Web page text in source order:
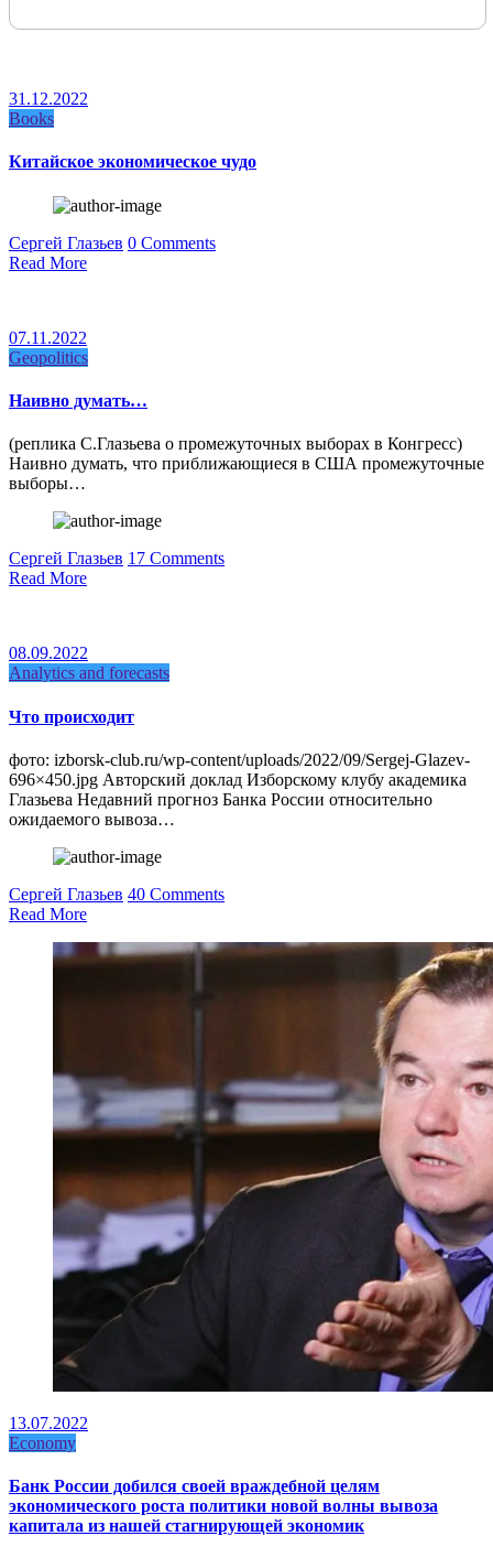
31.12.2022
Books
Китайское экономическое чудо
Сергей Глазьев 0 Comments
Read More
07.11.2022
Geopolitics
Наивно думать…
(реплика С.Глазьева о промежуточных выборах в Конгресс)
Наивно думать, что приближающиеся в США промежуточные
выборы…
Сергей Глазьев 17 Comments
Read More
08.09.2022
Analytics and forecasts
Что происходит
фото: izborsk-club.ru/wp-content/uploads/2022/09/Sergej-Glazev-
696×450.jpg Авторский доклад Изборскому клубу академика
Глазьева Недавний прогноз Банка России относительно
ожидаемого вывоза…
Сергей Глазьев 40 Comments
Read More
13.07.2022
Economy
Банк России добился своей враждебной целям
экономического роста политики новой волны вывоза
капитала из нашей стагнирующей экономик